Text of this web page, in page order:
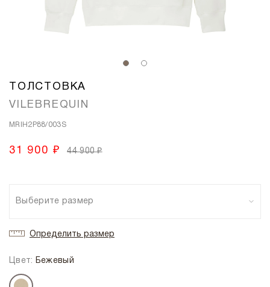
ТОЛСТОВКА
VILEBREQUIN
MRIH2P88/003S
31 900 ₽ 44 900 ₽
Выберите размер
Определить размер
Цвет: Бежевый